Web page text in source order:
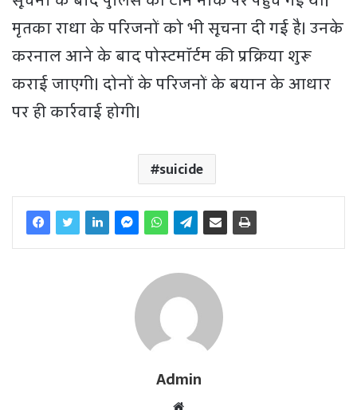
मृतका राधा के परिजनों को भी सूचना दी गई है। उनके
करनाल आने के बाद पोस्टमॉर्टम की प्रक्रिया शुरू
कराई जाएगी। दोनों के परिजनों के बयान के आधार
पर ही कार्रवाई होगी।
suicide
Admin